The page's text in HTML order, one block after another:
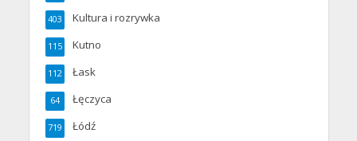
Kultura i rozrywka
403
Kutno
115
Łask
112
Łęczyca
64
Łódź
719